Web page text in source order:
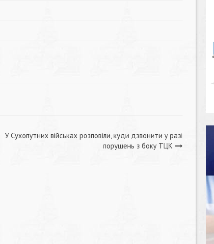
У Сухопутних військах розповіли, куди дзвонити у разі
порушень з боку ТЦК